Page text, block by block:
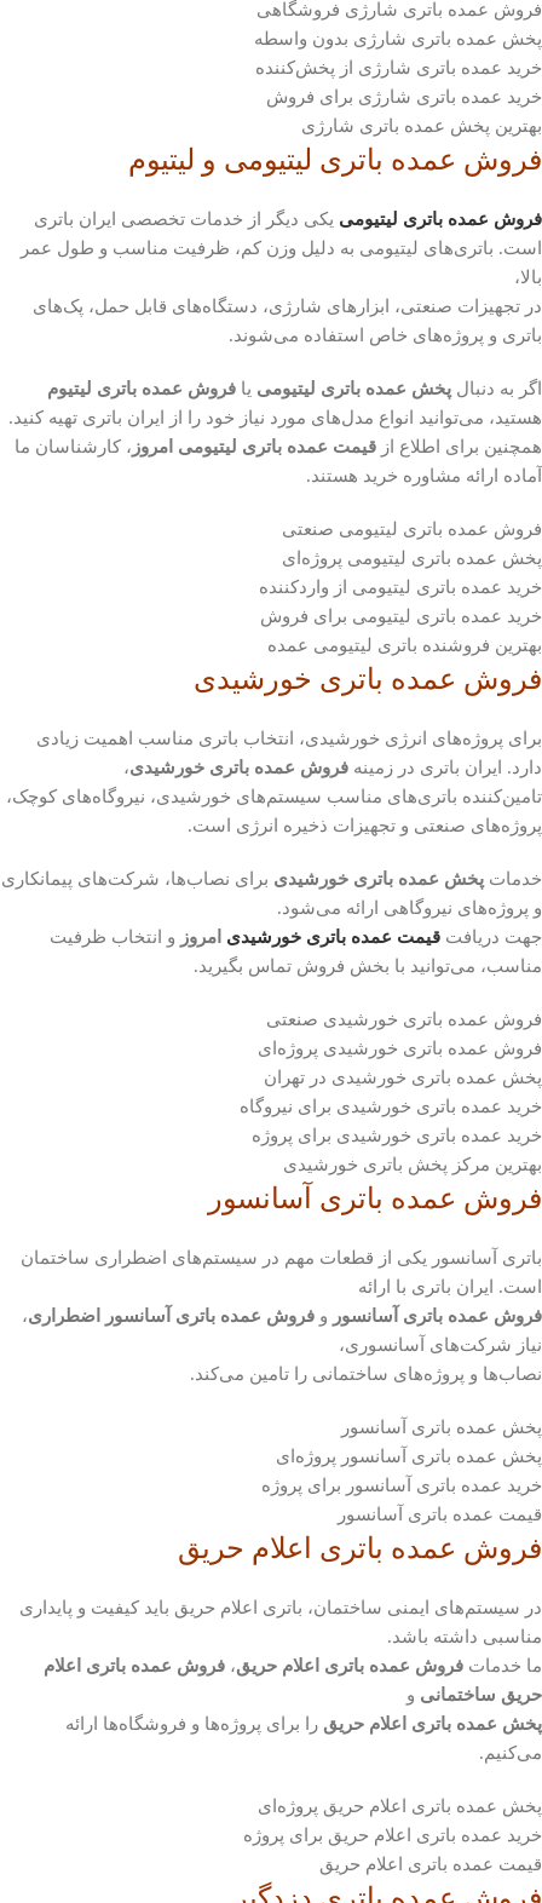
فروش عمده باتری شارژی فروشگاهی
پخش عمده باتری شارژی بدون واسطه
خرید عمده باتری شارژی از پخش‌کننده
خرید عمده باتری شارژی برای فروش
بهترین پخش عمده باتری شارژی
فروش عمده باتری لیتیومی و لیتیوم
فروش عمده باتری لیتیومی یکی دیگر از خدمات تخصصی ایران باتری
است. باتری‌های لیتیومی به دلیل وزن کم، ظرفیت مناسب و طول عمر
بالا،
در تجهیزات صنعتی، ابزارهای شارژی، دستگاه‌های قابل حمل، پک‌های
باتری و پروژه‌های خاص استفاده می‌شوند.
اگر به دنبال پخش عمده باتری لیتیومی یا فروش عمده باتری لیتیوم
هستید، می‌توانید انواع مدل‌های مورد نیاز خود را از ایران باتری تهیه کنید.
همچنین برای اطلاع از قیمت عمده باتری لیتیومی امروز ، کارشناسان ما
آماده ارائه مشاوره خرید هستند.
فروش عمده باتری لیتیومی صنعتی
پخش عمده باتری لیتیومی پروژه‌ای
خرید عمده باتری لیتیومی از واردکننده
خرید عمده باتری لیتیومی برای فروش
بهترین فروشنده باتری لیتیومی عمده
فروش عمده باتری خورشیدی
برای پروژه‌های انرژی خورشیدی، انتخاب باتری مناسب اهمیت زیادی
دارد. ایران باتری در زمینه فروش عمده باتری خورشیدی،
تامین‌کننده باتری‌های مناسب سیستم‌های خورشیدی، نیروگاه‌های کوچک،
پروژه‌های صنعتی و تجهیزات ذخیره انرژی است.
خدمات پخش عمده باتری خورشیدی برای نصاب‌ها، شرکت‌های پیمانکاری
و پروژه‌های نیروگاهی ارائه می‌شود.
جهت دریافت قیمت عمده باتری خورشیدی امروز و انتخاب ظرفیت
مناسب، می‌توانید با بخش فروش تماس بگیرید.
فروش عمده باتری خورشیدی صنعتی
فروش عمده باتری خورشیدی پروژه‌ای
پخش عمده باتری خورشیدی در تهران
خرید عمده باتری خورشیدی برای نیروگاه
خرید عمده باتری خورشیدی برای پروژه
بهترین مرکز پخش باتری خورشیدی
فروش عمده باتری آسانسور
باتری آسانسور یکی از قطعات مهم در سیستم‌های اضطراری ساختمان
است. ایران باتری با ارائه
فروش عمده باتری آسانسور و فروش عمده باتری آسانسور اضطراری،
نیاز شرکت‌های آسانسوری،
نصاب‌ها و پروژه‌های ساختمانی را تامین می‌کند.
پخش عمده باتری آسانسور
پخش عمده باتری آسانسور پروژه‌ای
خرید عمده باتری آسانسور برای پروژه
قیمت عمده باتری آسانسور
فروش عمده باتری اعلام حریق
در سیستم‌های ایمنی ساختمان، باتری اعلام حریق باید کیفیت و پایداری
مناسبی داشته باشد.
ما خدمات فروش عمده باتری اعلام حریق، فروش عمده باتری اعلام
حریق ساختمانی و
پخش عمده باتری اعلام حریق را برای پروژه‌ها و فروشگاه‌ها ارائه
می‌کنیم.
پخش عمده باتری اعلام حریق پروژه‌ای
خرید عمده باتری اعلام حریق برای پروژه
قیمت عمده باتری اعلام حریق